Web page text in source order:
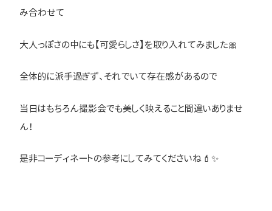
み合わせて
大人っぽさの中にも【可愛らしさ】を取り入れてみました🎀
全体的に派手過ぎず、それでいて存在感があるので
当日はもちろん撮影会でも美しく映えること間違いありませ
ん！
是非コーディネートの参考にしてみてくださいね💄✨